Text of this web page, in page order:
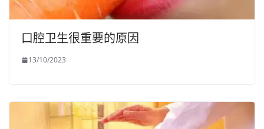
口腔卫生很重要的原因
13/10/2023